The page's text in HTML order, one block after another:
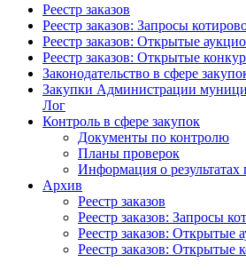
Реестр заказов
Реестр заказов: Запросы
Реестр заказов: Открытые
Реестр заказов: Открытые
Законодательство в сфере
Закупки Администрации
Лог
Контроль в сфере закупок
Документы по контролю
Планы проверок
Информация о результатах
Архив
Реестр заказов
Реестр заказов: Запросы
Реестр заказов: Открытые
Реестр заказов: Открытые